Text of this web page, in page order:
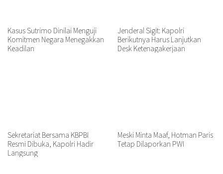
Kasus Sutrimo Dinilai Menguji
Komitmen Negara Menegakkan
Keadilan
Jenderal Sigit: Kapolri
Berikutnya Harus Lanjutkan
Desk Ketenagakerjaan
Sekretariat Bersama KBPBI
Resmi Dibuka, Kapolri Hadir
Langsung
Meski Minta Maaf, Hotman Paris
Tetap Dilaporkan PWI